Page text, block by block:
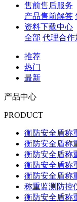
售前售后服务
产品售前解答
资料下载中心
全部 代理合作
推荐
热门
最新
产品中心
PRODUCT
衡防安全盾称
衡防安全盾称
衡防安全盾称
衡防安全盾称
衡防安全盾称
称重监测防控
衡防安全盾称